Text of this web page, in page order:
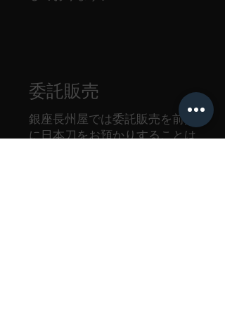
委託販売
銀座長州屋では委託販売を前提
に日本刀をお預かりすることは